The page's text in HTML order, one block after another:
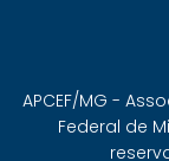
APCEF/MG -
Federal de